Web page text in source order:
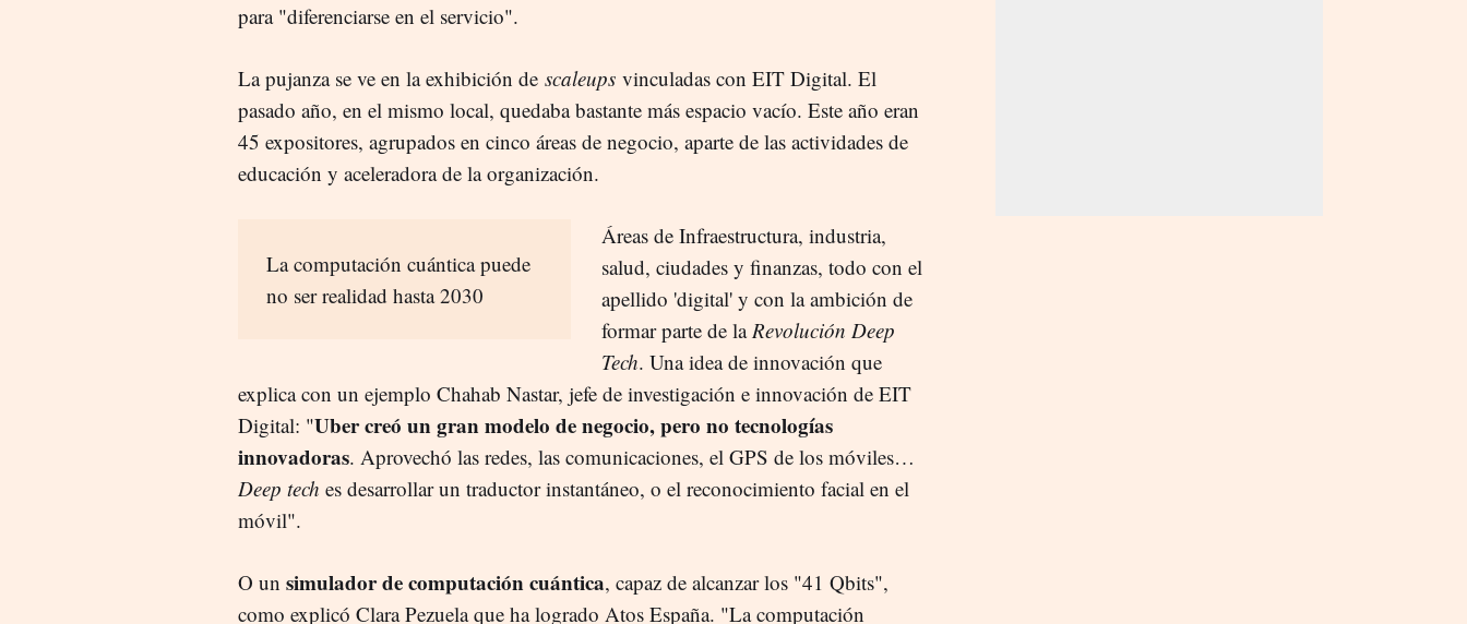
para "diferenciarse en el servicio".
La pujanza se ve en la exhibición de scaleups vinculadas con EIT Digital. El
pasado año, en el mismo local, quedaba bastante más espacio vacío. Este año eran
45 expositores, agrupados en cinco áreas de negocio, aparte de las actividades de
educación y aceleradora de la organización.
La computación cuántica puede
no ser realidad hasta 2030
Áreas de Infraestructura, industria,
salud, ciudades y finanzas, todo con el
apellido 'digital' y con la ambición de
formar parte de la Revolución Deep
Tech. Una idea de innovación que
explica con un ejemplo Chahab Nastar, jefe de investigación e innovación de EIT
Digital: "Uber creó un gran modelo de negocio, pero no tecnologías
innovadoras. Aprovechó las redes, las comunicaciones, el GPS de los móviles…
Deep tech es desarrollar un traductor instantáneo, o el reconocimiento facial en el
móvil".
O un simulador de computación cuántica, capaz de alcanzar los "41 Qbits",
como explicó Clara Pezuela que ha logrado Atos España. "La computación